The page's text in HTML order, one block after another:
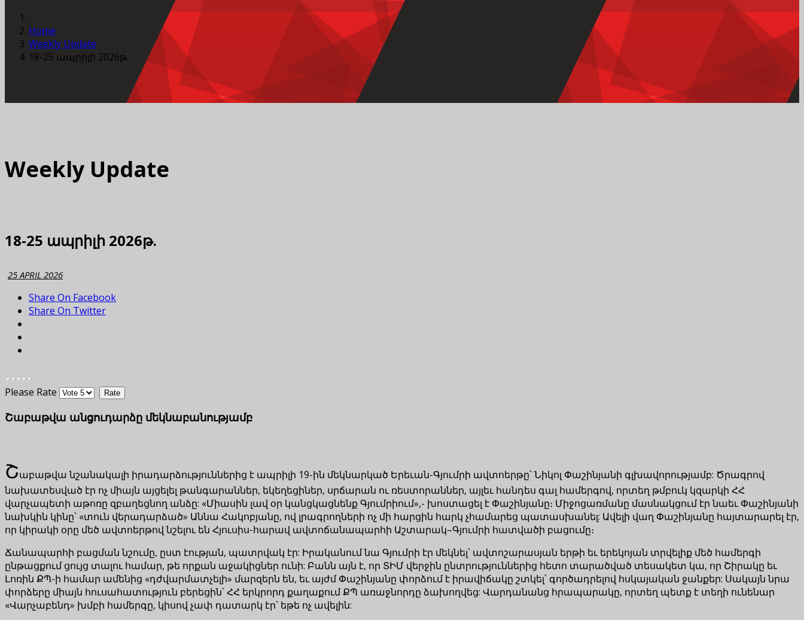
Home
Weekly Update
18-25 ապրիլի 2026թ.
Weekly Update
18-25 ապրիլի 2026թ.
25 APRIL 2026
Share On Facebook
Share On Twitter
Please Rate
Շաբաթվա անցուդարձը մեկնաբանությամբ
Շաբաթվա նշանակալի իրադարձություններից է ապրիլի 19-ին մեկնարկած Երեւան-Գյումրի ավտոերթը՝ Նիկոլ Փաշինյանի գլխավորությամբ: Ծրագրով
նախատեսված էր ոչ միայն այցելել թանգարաններ, եկեղեցիներ, սրճարան ու ռեստորաններ, այլեւ հանդես գալ համերգով, որտեղ թմբուկ կզարկի ՀՀ
վարչապետի աթոռը զբաղեցնող անձը: «Միասին լավ օր կանցկացնենք Գյումրիում»,- խոստացել է Փաշինյանը։ Միջոցառմանը մասնակցում էր նաեւ Փաշինյանի
նախկին կինը՝ «տուն վերադարձած» Աննա Հակոբյանը, ով լրագրողների ոչ մի հարցին հարկ չհամարեց պատասխանել: Ավելի վաղ Փաշինյանը հայտարարել էր,
որ կիրակի օրը մեծ ավտոերթով նշելու են Հյուսիս-հարավ ավտոճանապարհի Աշտարակ–Գյումրի հատվածի բացումը։
Ճանապարհի բացման նշումը, ըստ էության, պատրվակ էր: Իրականում նա Գյումրի էր մեկնել՝ ավտոշարասյան երթի եւ երեկոյան տրվելիք մեծ համերգի
ընթացքում ցույց տալու համար, թե որքան աջակիցներ ունի: Բանն այն է, որ ՏԻՄ վերջին ընտրություններից հետո տարածված տեսակետ կա, որ Շիրակը եւ
Լոռին ՔՊ-ի համար ամենից «դժվարմատչելի» մարզերն են, եւ այժմ Փաշինյանը փորձում է իրավիճակը շտկել՝ գործադրելով հսկայական ջանքեր: Սակայն նրա
փորձերը միայն հուսահատություն բերեցին՝ ՀՀ երկրորդ քաղաքում ՔՊ առաջնորդը ձախողվեց: Վարդանանց հրապարակը, որտեղ պետք է տեղի ունենար
«Վարչաբենդ» խմբի համերգը, կիսով չափ դատարկ էր՝ եթե ոչ ավելին: